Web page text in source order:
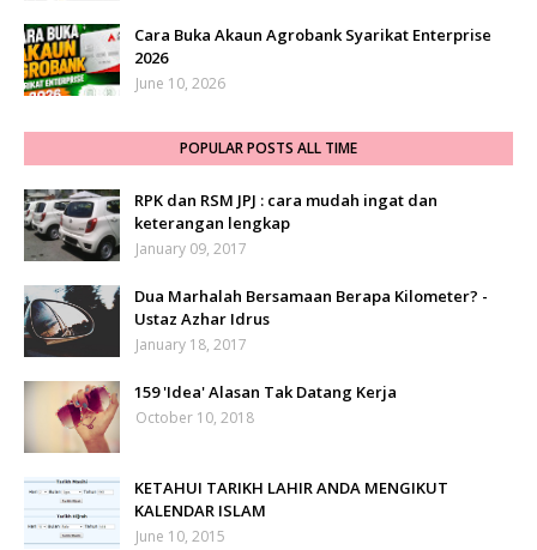
Cara Buka Akaun Agrobank Syarikat Enterprise
2026
June 10, 2026
POPULAR POSTS ALL TIME
RPK dan RSM JPJ : cara mudah ingat dan
keterangan lengkap
January 09, 2017
Dua Marhalah Bersamaan Berapa Kilometer? -
Ustaz Azhar Idrus
January 18, 2017
159 'Idea' Alasan Tak Datang Kerja
October 10, 2018
KETAHUI TARIKH LAHIR ANDA MENGIKUT
KALENDAR ISLAM
June 10, 2015